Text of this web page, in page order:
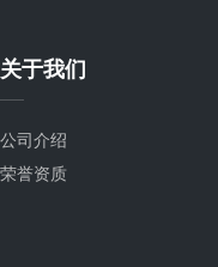
关于我们
公司介绍
荣誉资质